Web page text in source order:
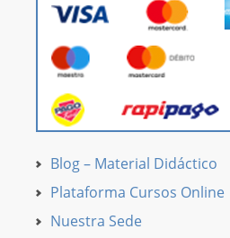
Blog – Material Didáctico
Plataforma Cursos Online
Nuestra Sede